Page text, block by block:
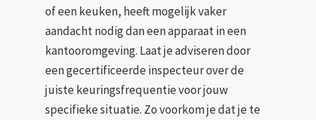
of een keuken, heeft mogelijk vaker
aandacht nodig dan een apparaat in een
kantooromgeving. Laat je adviseren door
een gecertificeerde inspecteur over de
juiste keuringsfrequentie voor jouw
specifieke situatie. Zo voorkom je dat je te